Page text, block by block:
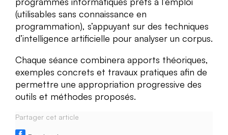
(utilisables sans connaissance en
programmation), s’appuyant sur des techniques
d’intelligence artificielle pour analyser un corpus.
Chaque séance combinera apports théoriques,
exemples concrets et travaux pratiques afin de
permettre une appropriation progressive des
outils et méthodes proposés.
Partager cet article